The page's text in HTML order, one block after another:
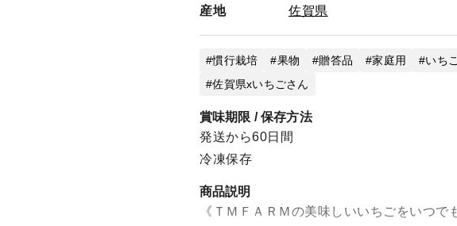
産地 佐賀県
慣行栽培 果物 贈答品 家庭用
いち
佐賀県xいちごさん
賞味期限 / 保存方法
発送から60日間
冷凍保存
商品説明
《ＴＭＦＡＲＭの美味しいいちごをいつで